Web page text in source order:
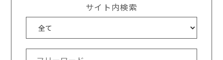
サイト内検索